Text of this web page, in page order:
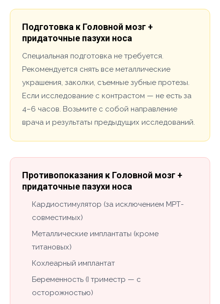
Подготовка к Головной мозг +
придаточные пазухи носа
Специальная подготовка не требуется.
Рекомендуется снять все металлические
украшения, заколки, съемные зубные протезы.
Если исследование с контрастом — не есть за
4–6 часов. Возьмите с собой направление
врача и результаты предыдущих исследований.
Противопоказания к Головной мозг +
придаточные пазухи носа
Кардиостимулятор (за исключением МРТ-
совместимых)
Металлические имплантаты (кроме
титановых)
Кохлеарный имплантат
Беременность (I триместр — с
осторожностью)